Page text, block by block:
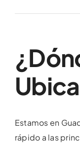
Estamos en
rápido a las